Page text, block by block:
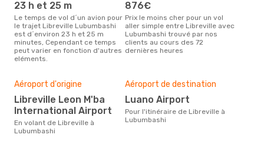
23 h et 25 m
Le temps de vol d´un avion pour
le trajet Libreville Lubumbashi
est d´environ 23 h et 25 m
minutes, Cependant ce temps
peut varier en fonction d'autres
eléments.
876€
Prix le moins cher pour un vol
aller simple entre Libreville avec
Lubumbashi trouvé par nos
clients au cours des 72
dernières heures
Aéroport d'origine
Libreville Leon M'ba
International Airport
En volant de Libreville à
Lubumbashi
Aéroport de destination
Luano Airport
Pour l'itinéraire de Libreville à
Lubumbashi